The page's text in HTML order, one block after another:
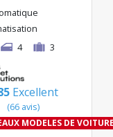
4 3
Excellent
(66 avis)
MODELES DE